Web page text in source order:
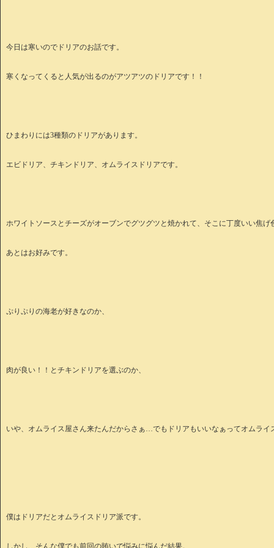
今日は寒いのでドリアのお話です。
寒くなってくると人気が出るのがアツアツのドリアです！！
ひまわりには3種類のドリアがあります。
エビドリア、チキンドリア、オムライスドリアです。
ホワイトソースとチーズがオーブンでグツグツと焼かれて、そこに丁度いい焦げ
あとはお好みです。
ぷりぷりの海老が好きなのか、
肉が良い！！とチキンドリアを選ぶのか、
いや、オムライス屋さん来たんだからさぁ…でもドリアもいいなぁってオムライ
僕はドリアだとオムライスドリア派です。
しかし、そんな僕でも前回の賄いで悩みに悩んだ結果。